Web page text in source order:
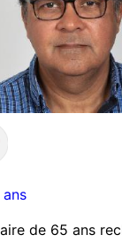
de 65 ans